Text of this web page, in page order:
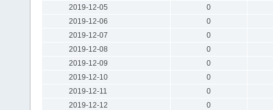
2019-12-05
0
2019-12-06
0
2019-12-07
0
2019-12-08
0
2019-12-09
0
2019-12-10
0
2019-12-11
0
2019-12-12
0